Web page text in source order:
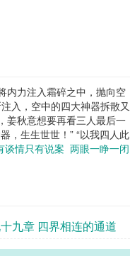
内力注入霜碎之中，抛向空
入，空中的四大神器拆散又
姜秋意想要再看三人最后一
，生生世世！” “以我四人此
谈情只有说案 两眼一睁一闭
九章 四界相连的通道